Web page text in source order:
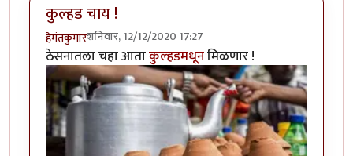
कुल्हड चाय !
हेमंतकुमारशनिवार, 12/12/2020 17:27
ठेसनातला चहा आताकुल्हडमधूनमिळणार !